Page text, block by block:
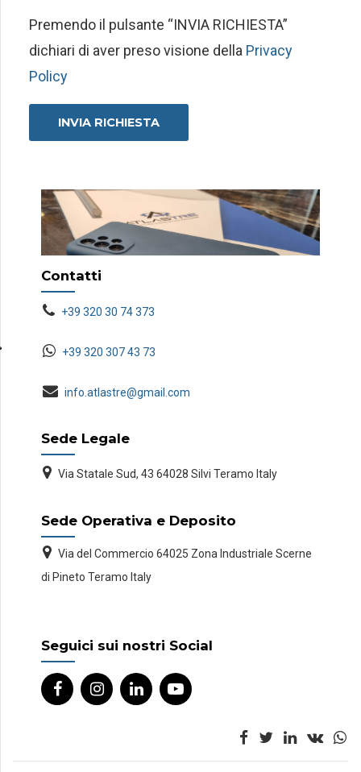
Premendo il pulsante “INVIA RICHIESTA”
dichiari di aver preso visione della Privacy
Policy
Contatti
+39 320 30 74 373
+39 320 307 43 73
info.atlastre@gmail.com
Sede Legale
Via Statale Sud, 43 64028 Silvi Teramo Italy
Sede Operativa e Deposito
Via del Commercio 64025 Zona Industriale Scerne
di Pineto Teramo Italy
Seguici sui nostri Social